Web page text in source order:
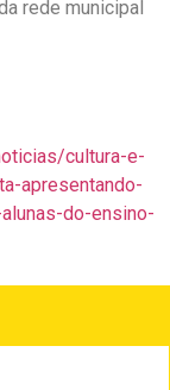
rede municipal
cultura-e-
apresentando-
do-ensino-